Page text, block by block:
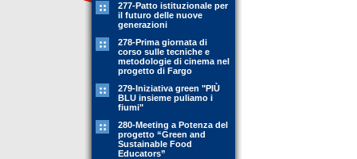
277-Patto istituzionale per
il futuro delle nuove
generazioni
278-Prima giornata di
corso sulle tecniche e
metodologie di cinema nel
progetto di Fargo
279-Iniziativa green "PIÙ
BLU insieme puliamo i
fiumi"
280-Meeting a Potenza del
progetto “Green and
Sustainable Food
Educators”